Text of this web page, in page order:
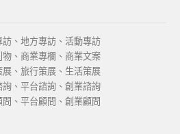
、地方專訪、活動專訪
、商業專欄、商業文案
、旅行策展、生活策展
、平台諮詢、創業諮詢
、平台顧問、創業顧問